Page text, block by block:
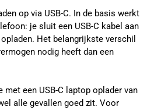
op via USB-C. In de basis werkt
je sluit een USB-C kabel aan
Het belangrijkste verschil
nodig heeft dan een
een USB-C laptop oplader van
alle gevallen goed zit. Voor